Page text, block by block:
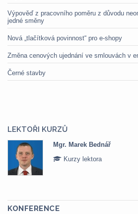
Výpověď z pracovního poměru z důvodu
jedné směny
Nová „tlačítková povinnost“ pro e-shopy
Změna cenových ujednání ve smlouvách v
Černé stavby
LEKTOŘI KURZŮ
Mgr. Marek Bednář
Kurzy lektora
KONFERENCE